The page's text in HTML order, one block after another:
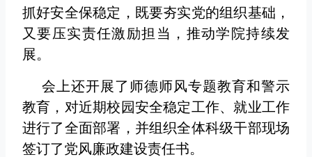
抓好安全保稳定，既要夯实党的组织基础，
又要压实责任激励担当，推动学院持续发
展。
会上还开展了师德师风专题教育和警示
教育，对近期校园安全稳定工作、就业工作
进行了全面部署，并组织全体科级干部现场
签订了党风廉政建设责任书。